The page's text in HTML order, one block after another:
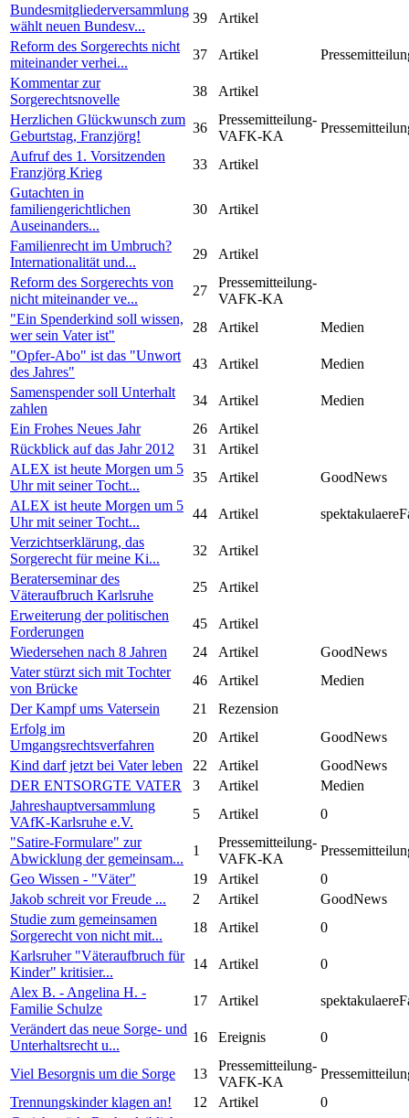
Bundesmitgliederversammlung
wählt neuen Bundesv...
39
Artikel
Reform des Sorgerechts nicht
miteinander verhei...
37 Artikel
Kommentar zur
Sorgerechtsnovelle
38
Artikel
Herzlichen Glückwunsch zum
Geburtstag, Franzjörg!
36
Pressemitteilung-
VAFK-KA
Aufruf des 1. Vorsitzenden
Franzjörg Krieg
33
Artikel
Gutachten in
familiengerichtlichen
Auseinanders...
30 Artikel
Familienrecht im Umbruch?
Internationalität und...
29
Artikel
Reform des Sorgerechts von
nicht miteinander ve...
27
Pressemitteilung-
VAFK-KA
"Ein Spenderkind soll wissen,
wer sein Vater ist"
28 Artikel
Medien
"Opfer-Abo" ist das "Unwort
des Jahres"
43 Artikel
Medien
Samenspender soll Unterhalt
zahlen
34 Artikel
Medien
Ein Frohes Neues Jahr
26
Artikel
Rückblick auf das Jahr 2012
31
Artikel
ALEX ist heute Morgen um 5
Uhr mit seiner Tocht...
35 Artikel
GoodNews
ALEX ist heute Morgen um 5
Uhr mit seiner Tocht...
44 Artikel
Verzichtserklärung, das
Sorgerecht für meine Ki...
32
Artikel
Beraterseminar des
Väteraufbruch Karlsruhe
25
Artikel
Erweiterung der politischen
Forderungen
45
Artikel
Wiedersehen nach 8 Jahren
24 Artikel
GoodNews
Vater stürzt sich mit Tochter
von Brücke
46 Artikel
Medien
Der Kampf ums Vatersein
21
Rezension
Erfolg im
Umgangsrechtsverfahren
20 Artikel
GoodNews
Kind darf jetzt bei Vater leben
22 Artikel
GoodNews
DER ENTSORGTE VATER
3 Artikel
Medien
Jahreshauptversammlung
VAfK-Karlsruhe e.V.
5 Artikel
0
"Satire-Formulare" zur
Abwicklung der gemeinsam...
1
Pressemitteilung-
VAFK-KA
Geo Wissen - "Väter"
19 Artikel
0
Jakob schreit vor Freude ...
2 Artikel
GoodNews
Studie zum gemeinsamen
Sorgerecht von nicht mit...
18 Artikel
0
Karlsruher "Väteraufbruch für
Kinder" kritisier...
14 Artikel
0
Alex B. - Angelina H. -
Familie Schulze
17 Artikel
Verändert das neue Sorge- und
Unterhaltsrecht u...
16 Ereignis 0
Viel Besorgnis um die Sorge 13
Pressemitteilung-
VAFK-KA
Trennungskinder klagen an!
12 Artikel
0